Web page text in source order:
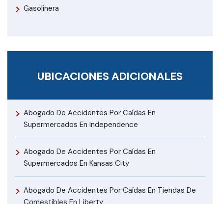
Gasolinera
UBICACIONES ADICIONALES
Abogado De Accidentes Por Caídas En
Supermercados En Independence
Abogado De Accidentes Por Caídas En
Supermercados En Kansas City
Abogado De Accidentes Por Caídas En Tiendas De
Comestibles En Liberty